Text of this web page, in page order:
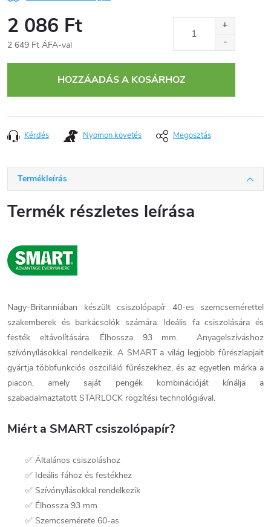
2 086 Ft
2 649 Ft ÁFA-val
HOZZÁADÁS A KOSÁRHOZ
Kérdés Nyomon követés Megosztás
Termékleírás
Termék részletes leírása
Nagy-Britanniában készült csiszolópapír 40-es szemcsemérettel
szakemberek és barkácsolók számára. Ideális fa csiszolására és
festék eltávolítására. Élhossza 93 mm. Anyagelszíváshoz
szívónyílásokkal rendelkezik. A SMART a világ legjobb fűrészlapjait
gyártja többfunkciós oszcilláló fűrészekhez, és az egyetlen márka a
piacon, amely saját pengék kombinációját kínálja a
szabadalmaztatott STARLOCK rögzítési technológiával.
Miért a SMART csiszolópapír?
✅ Általános csiszoláshoz
✅ Ideális fához és festékhez
✅ Szívónyílásokkal rendelkezik
✅ Élhossza 93 mm
✅ Szemcsemérete 60-as